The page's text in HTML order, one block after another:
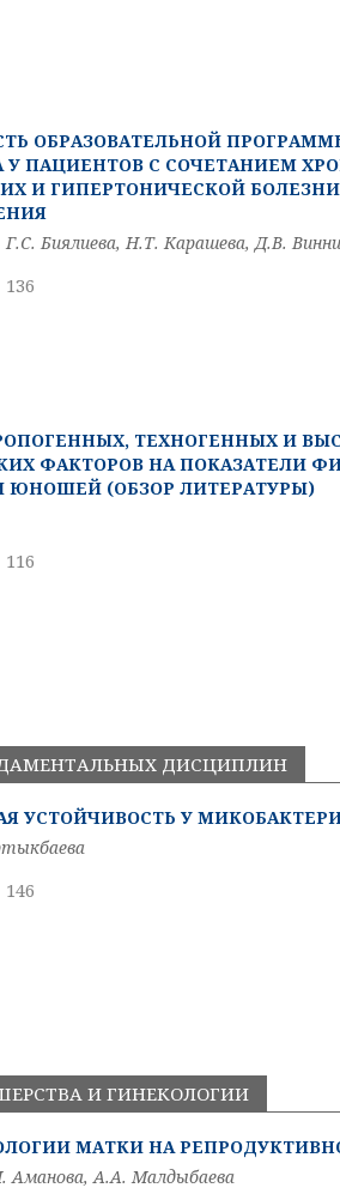
ОБРАЗОВАТЕЛЬНОЙ
ПАЦИЕНТОВ С СОЧЕТАНИЕМ
И ГИПЕРТОНИЧЕСКОЙ
Биялиева, Н.Т. Карашева, Д.В.
136
ТЕХНОГЕННЫХ И
ФАКТОРОВ НА ПОКАЗАТЕЛИ
ЮНОШЕЙ (ОБЗОР ЛИТЕРАТУРЫ)
116
ДИСЦИПЛИН
УСТОЙЧИВОСТЬ У
146
И ГИНЕКОЛОГИИ
МАТКИ НА
Аманова, А.А. Малдыбаева